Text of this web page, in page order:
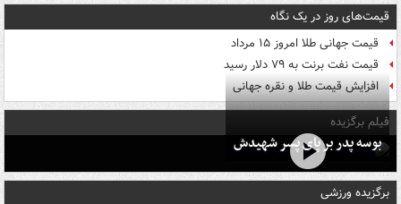
قیمت‌های روز در یک نگاه
قیمت جهانی طلا امروز ۱۵ مرداد
قیمت نفت برنت به ۷۹ دلار رسید
افزایش قیمت طلا و نقره جهانی
فیلم برگزیده
بوسه‌ پدر بر پای پسر شهیدش
برگزیده ورزشی